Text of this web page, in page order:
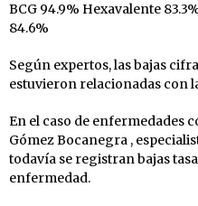
BCG 94.9% Hexavalente
84.6%
Según expertos, las bajas
estuvieron relacionadas con
En el caso de enfermedades
Gómez Bocanegra ,
todavía se registran bajas
enfermedad.